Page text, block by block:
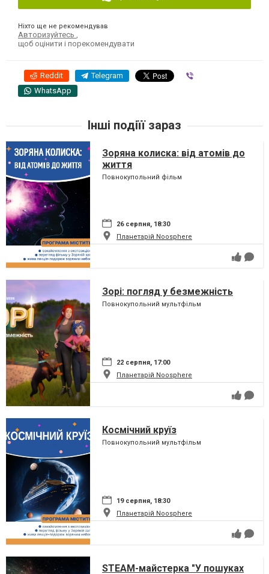
Ніхто ще не рекомендував
Авторизуйтесь
щоб оцінити і порекомендувати
Reddit Telegram
WhatsApp
Інші подіїї зараз
Зоряна колиска: від атомів до
життя
Повнокупольний фільм
26 серпня, 18:30
Планетарій Noosphere
Зорі: погляд у безмежність
Повнокупольний мультфільм
22 серпня, 17:00
Планетарій Noosphere
Космічний круїз
Повнокупольний мультфільм
19 серпня, 18:30
Планетарій Noosphere
STEAM-майстерка "У пошуках